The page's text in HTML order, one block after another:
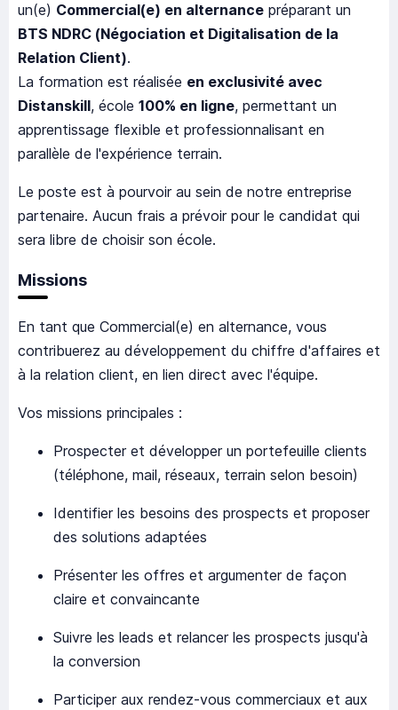
un(e) Commercial(e) en alternance préparant un
BTS NDRC (Négociation et Digitalisation de la
Relation Client).
La formation est réalisée en exclusivité avec
Distanskill, école 100% en ligne, permettant un
apprentissage flexible et professionnalisant en
parallèle de l'expérience terrain.
Le poste est à pourvoir au sein de notre entreprise
partenaire. Aucun frais a prévoir pour le candidat qui
sera libre de choisir son école.
Missions
En tant que Commercial(e) en alternance, vous
contribuerez au développement du chiffre d'affaires et
à la relation client, en lien direct avec l'équipe.
Vos missions principales :
Prospecter et développer un portefeuille clients
(téléphone, mail, réseaux, terrain selon besoin)
Identifier les besoins des prospects et proposer
des solutions adaptées
Présenter les offres et argumenter de façon
claire et convaincante
Suivre les leads et relancer les prospects jusqu'à
la conversion
Participer aux rendez-vous commerciaux et aux